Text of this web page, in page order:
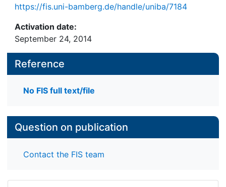
https://fis.uni-bamberg.de/handle/uniba/7184
Activation date:
September 24, 2014
Reference
No FIS full text/file
Question on publication
Contact the FIS team